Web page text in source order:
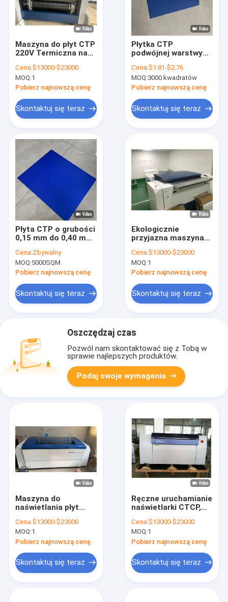
Maszyna do płyt CTP
220V Termiczna na
na godzinę
Cena:$13000-$23000
MOQ:1
Pobierz najnowszą cenę
Skontaktuj się teraz
Płytka CTP
podwójnej warstwy
z zwiększeniem
kropli ≤ 10% i 350000
odciskami,
Cena:$1.81-$2.76
MOQ:3000 kwadratów
Pobierz najnowszą cenę
Skontaktuj się teraz
Płyta CTP o grubości
0,15 mm do 0,40 mm,
dwuwarstwowa, do
stabilnego druku
Cena:Zbywalny
MOQ:5000SQM
Pobierz najnowszą cenę
Skontaktuj się teraz
Ekologicznie
przyjazna maszyna
komputerowych,
maszyna do
tworzenia płyt CTP
Cena:$13000-$23000
MOQ:1
Pobierz najnowszą cenę
Skontaktuj się teraz
Oszczędzaj czas
Pozwól nam skontaktować się z Tobą w
sprawie najlepszych produktów.
Podaj swoje wymagania
Maszyna do
naświetlania płyt
Komputerowa
maszyna do płyt CTP
Cena:$13000-$23000
MOQ:1
Pobierz najnowszą cenę
Skontaktuj się teraz
Ręczne uruchamianie
naświetlarki CTCP,
środowiska
naświetlarka CTP
Cena:$13000-$23000
MOQ:1
Pobierz najnowszą cenę
Skontaktuj się teraz